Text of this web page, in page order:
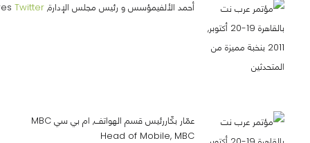
أحمد الألفيمؤسس و رئيس مجلس الإدارة, Sawari Ventures Twitter
عمّار بكّاررئيس قسم الهواتف, ام بي سي MBC
Head of Mobile, MBC